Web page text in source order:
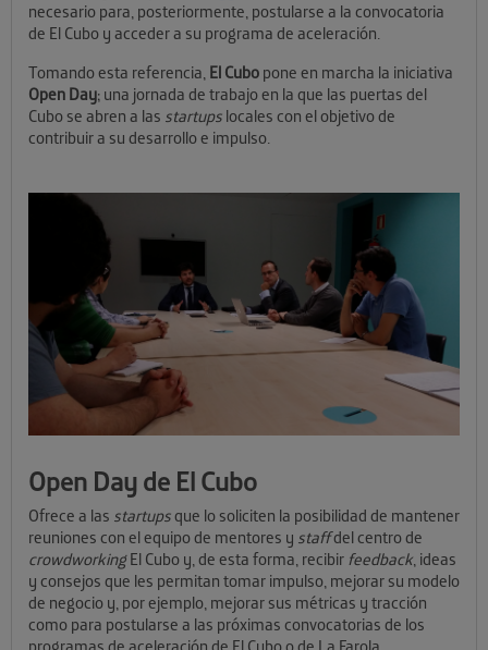
necesario para, posteriormente, postularse a la convocatoria
de El Cubo y acceder a su programa de aceleración.
Tomando esta referencia, El Cubo pone en marcha la iniciativa
Open Day; una jornada de trabajo en la que las puertas del
Cubo se abren a las startups locales con el objetivo de
contribuir a su desarrollo e impulso.
Open Day de El Cubo
Ofrece a las startupsque lo soliciten la posibilidad de mantener
reuniones con el equipo de mentores y staffdel centro de
crowdworkingEl Cubo y, de esta forma, recibir feedback, ideas
y consejos que les permitan tomar impulso, mejorar su modelo
de negocio y, por ejemplo, mejorar sus métricas y tracción
como para postularse a las próximas convocatorias de los